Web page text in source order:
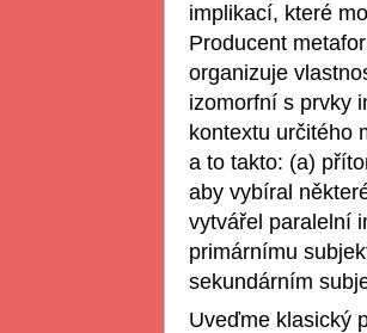
implikací, které
Producent
organizuje
izomorfní s prvky
kontextu určitého
a to takto: (a)
aby vybíral
vytvářel paralelní
primárnímu
sekundárním
Uveďme klasický